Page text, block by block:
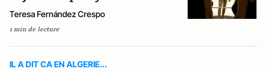
Teresa Fernández Crespo
1 min de lecture
IL A DIT CA EN ALGERIE...